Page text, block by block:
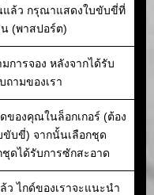
แล้ว กรุณาแสดงใบขับขี่ที่
(พาสปอร์ต)
การจอง หลังจากได้รับ
ามของเรา
ของคุณในล็อกเกอร์ (ต้อง
บขี่) จากนั้นเลือกชุด
ดได้รับการซักสะอาด
ว ไกด์ของเราจะแนะนำ